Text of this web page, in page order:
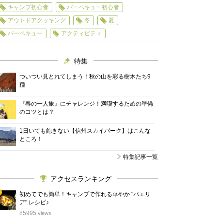
キャンプ初心者
バーベキュー初心者
アウトドアクッキング
冬
夏
バーベキュー
アクティビティ
特集
ついつい見とれてしまう！秋の山を彩る樹木たち9
種
『春の一人旅』にチャレンジ！満喫するための準備
のコツとは？
1日いても飽きない【信州スカイパーク】はこんな
ところ！
特集記事一覧
アクセスランキング
初めてでも簡単！キャンプで作れる華やか "パエリ
ア" レシピ♪
85995 views